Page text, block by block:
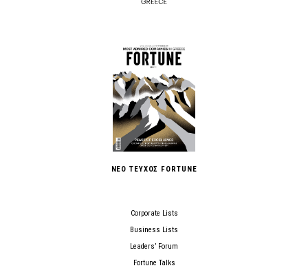
ΝΕΟ ΤΕΥΧΟΣ FORTUNE
Corporate Lists
Business Lists
Leaders’ Forum
Fortune Talks